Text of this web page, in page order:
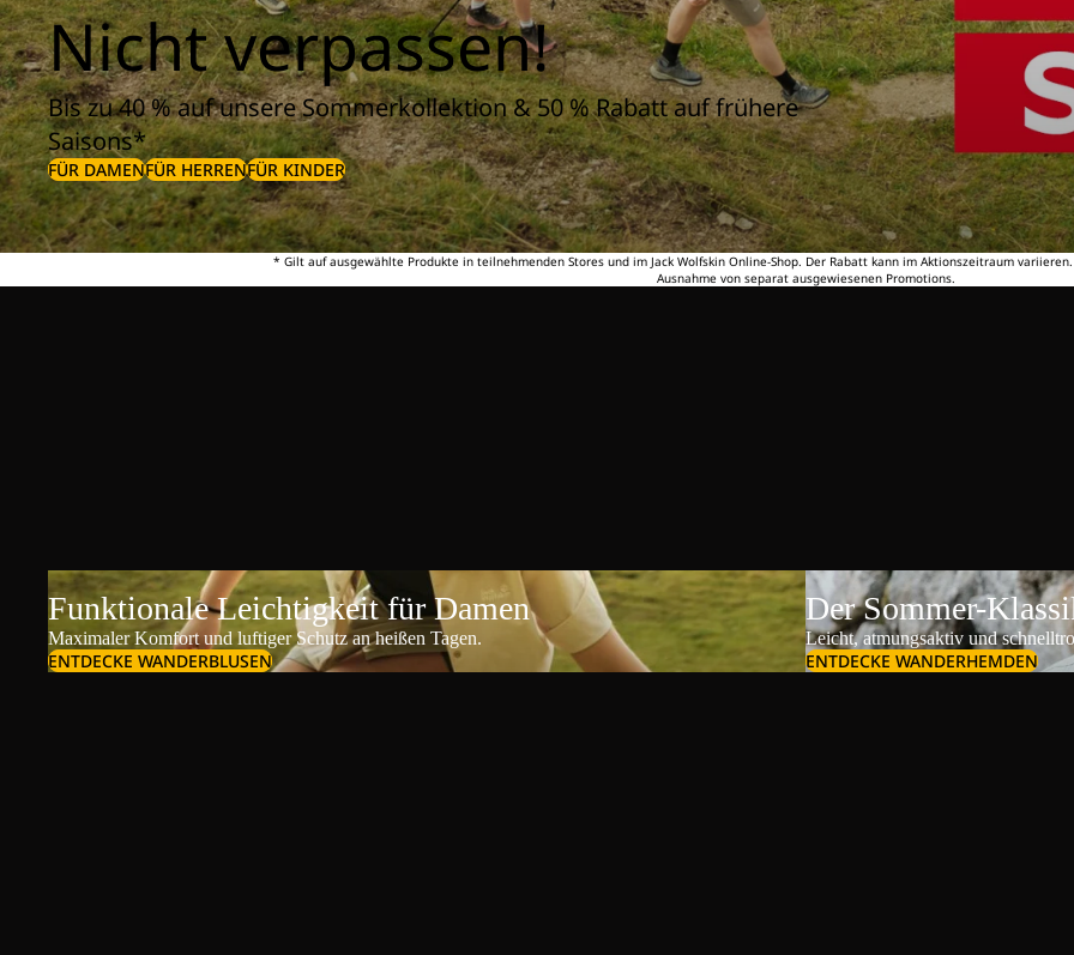
Nicht verpassen!
Bis zu 40 % auf unsere Sommerkollektion & 50 % Rabatt auf frühere
Saisons*
FÜR DAMENFÜR HERRENFÜR KINDER
* Gilt auf ausgewählte Produkte in teilnehmenden Stores und im Jack Wolfskin Online-Shop. Der Rabatt kann im Aktionszeitraum
Ausnahme von separat ausgewiesenen Promotions.
Funktionale Leichtigkeit für Damen
Maximaler Komfort und luftiger Schutz an heißen Tagen.
ENTDECKE WANDERBLUSEN
Der Sommer-
Leicht, atmungsaktiv und
ENTDECKE WANDERHEMDEN